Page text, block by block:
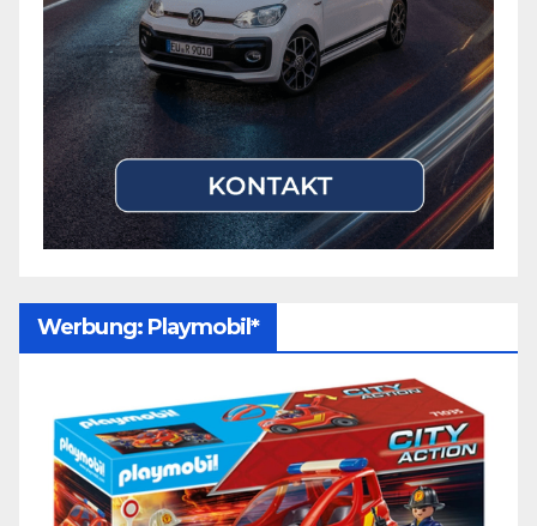
Werbung: Playmobil*